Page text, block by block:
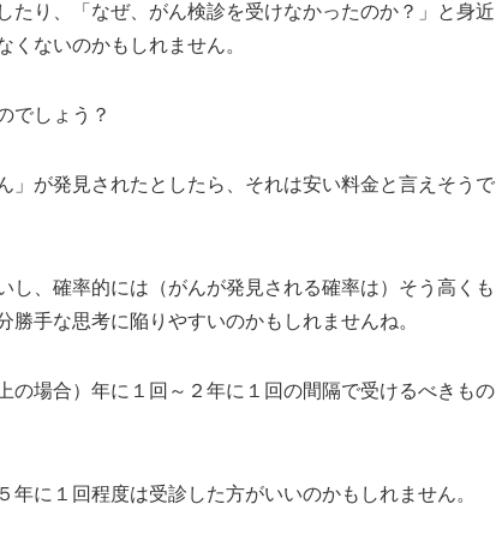
たり、「なぜ、がん検診を受けなかったのか？」と身近
くないのかもしれません。
でしょう？
」が発見されたとしたら、それは安い料金と言えそうで
し、確率的には（がんが発見される確率は）そう高くも
手な思考に陥りやすいのかもしれませんね。
の場合）年に１回～２年に１回の間隔で受けるべきもの
に１回程度は受診した方がいいのかもしれません。